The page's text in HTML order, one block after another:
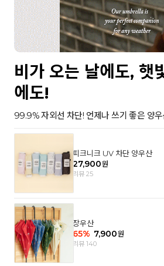
비가 오는 날에도, 햇
에도!
99.9% 자외선 차단! 언제나 쓰기 좋은 양
피크니크 UV 차단 양우산
27,900원
리뷰 25
장우산
65% 7,900원
리뷰 140